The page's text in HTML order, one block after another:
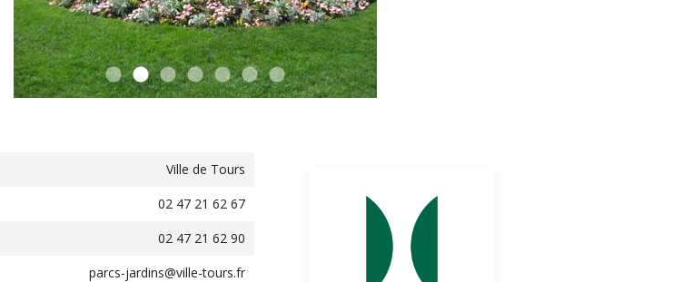
Ville de Tours
02 47 21 62 67
02 47 21 62 90
parcs-jardins@ville-tours.fr